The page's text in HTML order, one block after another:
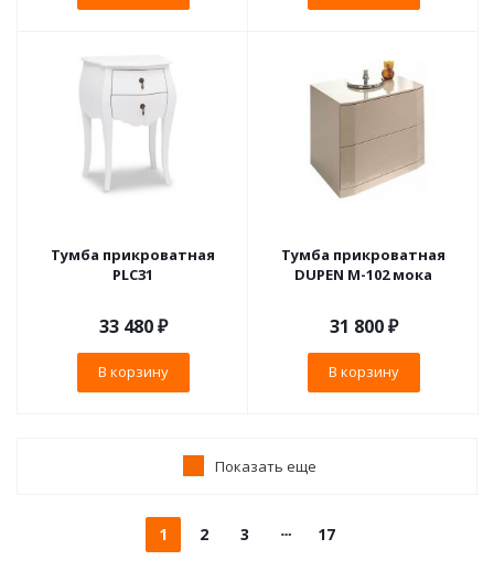
Тумба прикроватная
PLC31
33 480₽
В корзину
Тумба прикроватная
DUPEN М-102 мока
31 800₽
В корзину
Показать еще
1 2 3 17